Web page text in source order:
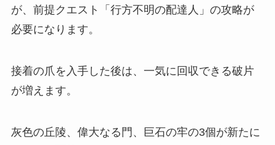
が、前提クエスト「行方不明の配達人」の攻略が
必要になります。
接着の爪を入手した後は、一気に回収できる破片
が増えます。
灰色の丘陵、偉大なる門、巨石の牢の3個が新たに